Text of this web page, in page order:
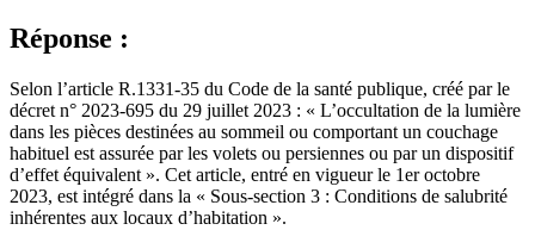
Réponse :
Selon l’article R.1331-35 du Code de la santé publique, créé par le
décret n° 2023-695 du 29 juillet 2023 : « L’occultation de la lumière
dans les pièces destinées au sommeil ou comportant un couchage
habituel est assurée par les volets ou persiennes ou par un dispositif
d’effet équivalent ». Cet article, entré en vigueur le 1er octobre
2023, est intégré dans la « Sous-section 3 : Conditions de salubrité
inhérentes aux locaux d’habitation ».